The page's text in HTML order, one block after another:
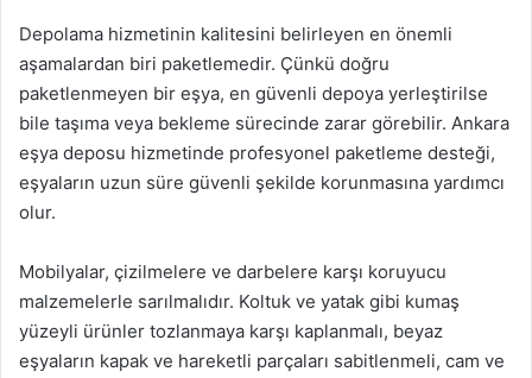
Depolama hizmetinin kalitesini belirleyen en önemli
aşamalardan biri paketlemedir. Çünkü doğru
paketlenmeyen bir eşya, en güvenli depoya yerleştirilse
bile taşıma veya bekleme sürecinde zarar görebilir. Ankara
eşya deposu hizmetinde profesyonel paketleme desteği,
eşyaların uzun süre güvenli şekilde korunmasına yardımcı
olur.
Mobilyalar, çizilmelere ve darbelere karşı koruyucu
malzemelerle sarılmalıdır. Koltuk ve yatak gibi kumaş
yüzeyli ürünler tozlanmaya karşı kaplanmalı, beyaz
eşyaların kapak ve hareketli parçaları sabitlenmeli, cam ve